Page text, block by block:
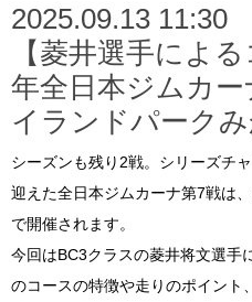
トピックス
2025.09.13 11:30
【菱井選手によ
年全日本ジムカ
イランドパーク
シーズンも残り2戦。シリーズチ
迎えた全日本ジムカーナ第7戦は
で開催されます。
今回はBC3クラスの菱井将文選手
のコースの特徴や走りのポイント